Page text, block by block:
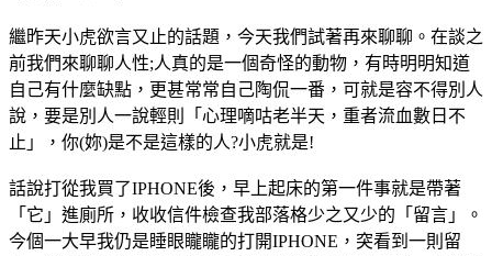
繼昨天小虎欲言又止的話題，今天我們試著再來聊聊。在談之
前我們來聊聊人性;人真的是一個奇怪的動物，有時明明知道
自己有什麼缺點，更甚常常自己陶侃一番，可就是容不得別人
說，要是別人一說輕則「心理嘀咕老半天，重者流血數日不
止」，你(妳)是不是這樣的人?小虎就是!
話說打從我買了IPHONE後，早上起床的第一件事就是帶著
「它」進廁所，收收信件檢查我部落格少之又少的「留言」。
今個一大早我仍是睡眼矓矓的打開IPHONE，突看到一則留